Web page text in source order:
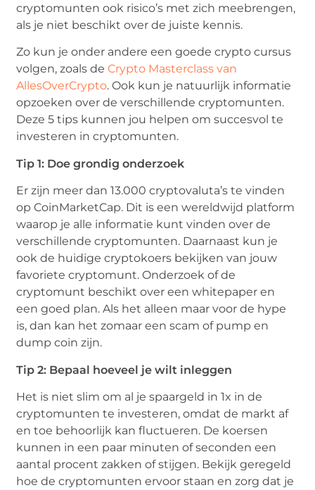
cryptomunten ook risico’s met zich meebrengen,
als je niet beschikt over de juiste kennis.
Zo kun je onder andere een goede crypto cursus
volgen, zoals deCrypto Masterclass van
AllesOverCrypto. Ook kun je natuurlijk informatie
opzoeken over de verschillende cryptomunten.
Deze 5 tips kunnen jou helpen om succesvol te
investeren in cryptomunten.
Tip 1: Doe grondig onderzoek
Er zijn meer dan 13.000 cryptovaluta’s te vinden
op CoinMarketCap. Dit is een wereldwijd platform
waarop je alle informatie kunt vinden over de
verschillende cryptomunten. Daarnaast kun je
ook de huidige cryptokoers bekijken van jouw
favoriete cryptomunt. Onderzoek of de
cryptomunt beschikt over een whitepaper en
een goed plan. Als het alleen maar voor de hype
is, dan kan het zomaar een scam of pump en
dump coin zijn.
Tip 2: Bepaal hoeveel je wilt inleggen
Het is niet slim om al je spaargeld in 1x in de
cryptomunten te investeren, omdat de markt af
en toe behoorlijk kan fluctueren. De koersen
kunnen in een paar minuten of seconden een
aantal procent zakken of stijgen. Bekijk geregeld
hoe de cryptomunten ervoor staan en zorg dat je